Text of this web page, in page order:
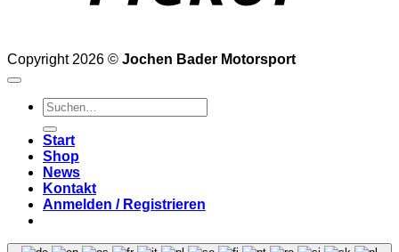
Copyright 2026 © Jochen Bader Motorsport
Suchen
nach:
Start
Shop
News
Kontakt
Anmelden / Registrieren